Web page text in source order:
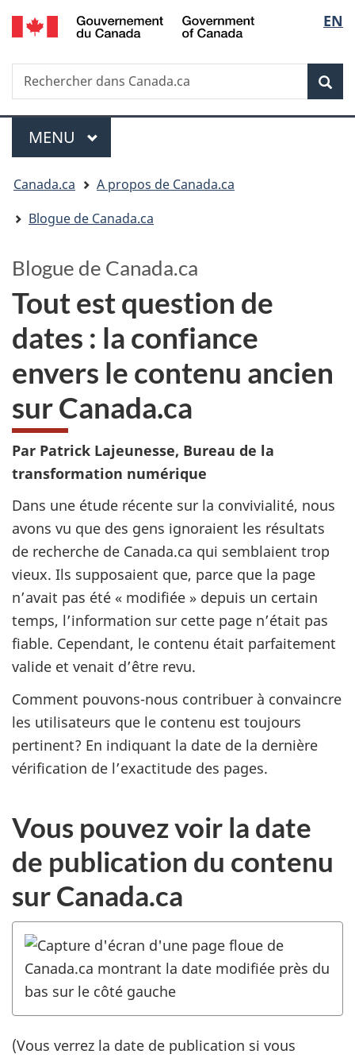
Passer
au
principal
Passer
à
version
simplifiée
de
la
EN
Recherche
Rechercher
dans
Menu
MENU PRINCIPAL
Vous
êtes
Canada.ca
A propos de Canada.ca
Blogue de Canada.ca
Tout est question de
dates : la confiance
envers le contenu ancien
sur Canada.ca
Blogue de Canada.ca
Par Patrick Lajeunesse, Bureau de la
transformation numérique
Dans une étude récente sur la convivialité, nous
avons vu que des gens ignoraient les résultats
de recherche de Canada.ca qui semblaient trop
vieux. Ils supposaient que, parce que la page
n’avait pas été « modifiée » depuis un certain
temps, l’information sur cette page n’était pas
fiable. Cependant, le contenu était parfaitement
valide et venait d’être revu.
Comment pouvons-nous contribuer à convaincre
les utilisateurs que le contenu est toujours
pertinent? En indiquant la date de la dernière
vérification de l’exactitude des pages.
Vous pouvez voir la date
de publication du contenu
sur Canada.ca
(Vous verrez la date de publication si vous